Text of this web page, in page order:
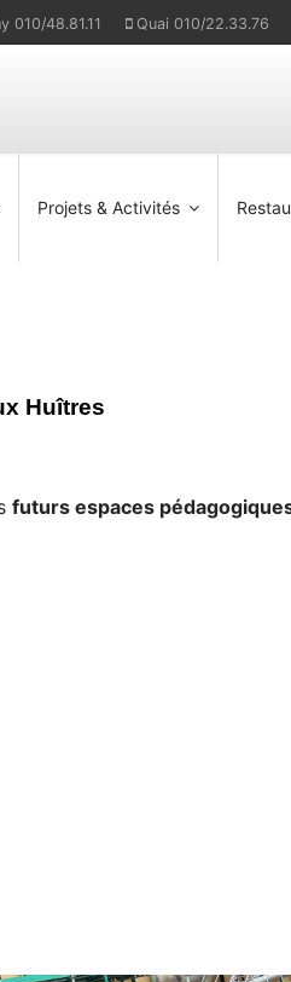
010/48.81.11 Quai 010/22.33.76
Projets & Activités
Huîtres
futurs espaces